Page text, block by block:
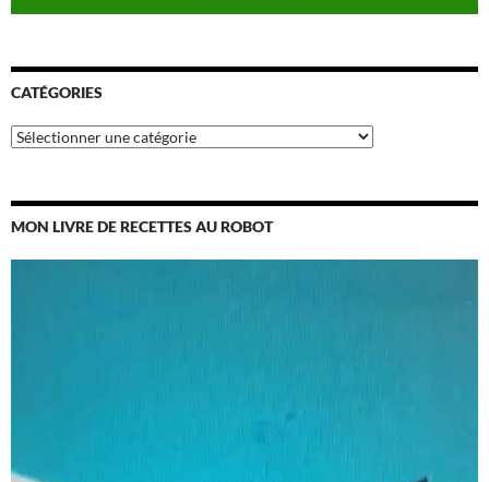
CATÉGORIES
Catégories
MON LIVRE DE RECETTES AU ROBOT